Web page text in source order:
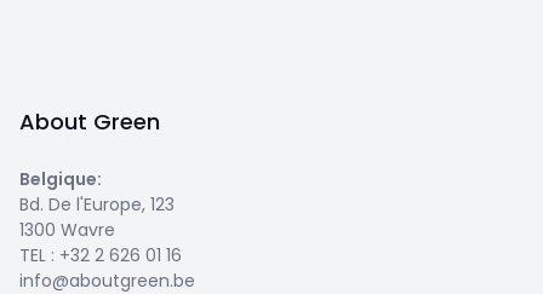
About Green
Belgique:
Bd. De l'Europe, 123
1300 Wavre
TEL : +32 2 626 01 16
info@aboutgreen.be